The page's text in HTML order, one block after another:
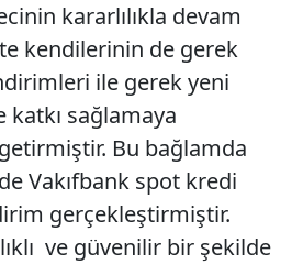
kararlılıkla devam
kendilerinin de gerek
ile gerek yeni
sağlamaya
getirmiştir. Bu bağlamda
Vakıfbank spot kredi
gerçekleştirmiştir.
ve güvenilir bir şekilde